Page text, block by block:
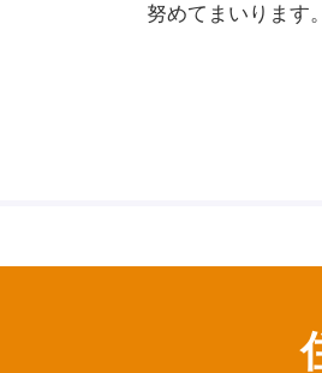
努めてまいります。